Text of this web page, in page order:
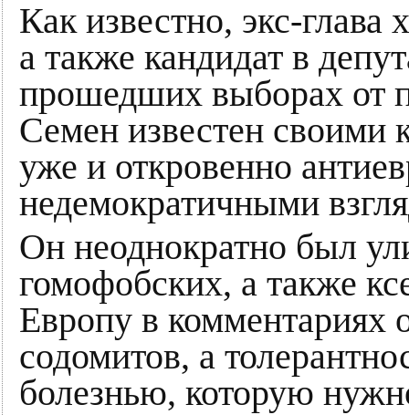
Как известно, экс-глава
а также кандидат в
прошедших выборах
Семен известен своими
уже и откровенно
недемократичными
Он неоднократно был
гомофобских, а также
Европу в комментариях
содомитов, а
болезнью, которую